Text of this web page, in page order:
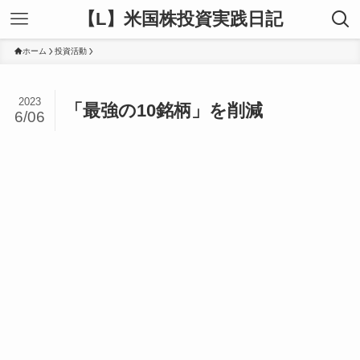
【L】米国株投資実践日記
ホーム 投資活動
「最強の10銘柄」を削減
2023
6/06